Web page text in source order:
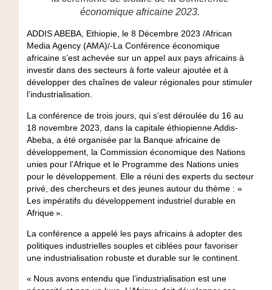
économique africaine 2023.
ADDIS ABEBA, Ethiopie, le 8 Décembre 2023 /African
Media Agency (AMA)/-La Conférence économique
africaine s’est achevée sur un appel aux pays africains à
investir dans des secteurs à forte valeur ajoutée et à
développer des chaînes de valeur régionales pour stimuler
l’industrialisation.
La conférence de trois jours, qui s’est déroulée du 16 au
18 novembre 2023, dans la capitale éthiopienne Addis-
Abeba, a été organisée par la Banque africaine de
développement, la Commission économique des Nations
unies pour l’Afrique et le Programme des Nations unies
pour le développement. Elle a réuni des experts du secteur
privé, des chercheurs et des jeunes autour du thème : «
Les impératifs du développement industriel durable en
Afrique ».
La conférence a appelé les pays africains à adopter des
politiques industrielles souples et ciblées pour favoriser
une industrialisation robuste et durable sur le continent.
« Nous avons entendu que l’industrialisation est une